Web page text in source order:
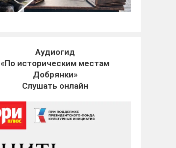
Аудиогид
«По историческим местам
Добрянки»
Слушать онлайн